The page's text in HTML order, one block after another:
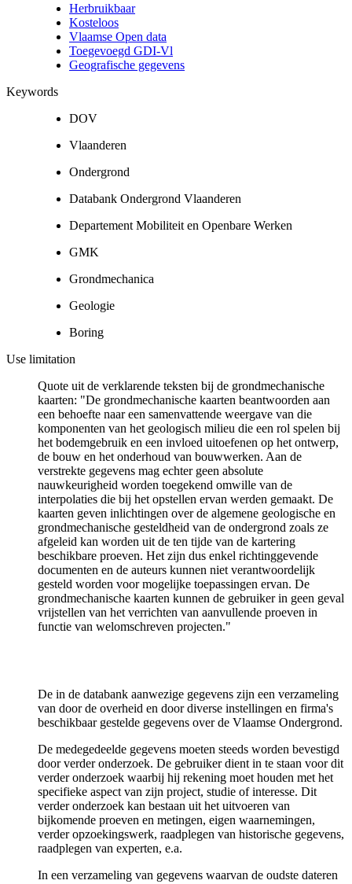
Herbruikbaar
Kosteloos
Vlaamse Open data
Toegevoegd GDI-Vl
Geografische gegevens
Keywords
DOV
Vlaanderen
Ondergrond
Databank Ondergrond Vlaanderen
Departement Mobiliteit en Openbare Werken
GMK
Grondmechanica
Geologie
Boring
Use limitation
Quote uit de verklarende teksten bij de grondmechanische
kaarten: "De grondmechanische kaarten beantwoorden aan
een behoefte naar een samenvattende weergave van die
komponenten van het geologisch milieu die een rol spelen bij
het bodemgebruik en een invloed uitoefenen op het ontwerp,
de bouw en het onderhoud van bouwwerken. Aan de
verstrekte gegevens mag echter geen absolute
nauwkeurigheid worden toegekend omwille van de
interpolaties die bij het opstellen ervan werden gemaakt. De
kaarten geven inlichtingen over de algemene geologische en
grondmechanische gesteldheid van de ondergrond zoals ze
afgeleid kan worden uit de ten tijde van de kartering
beschikbare proeven. Het zijn dus enkel richtinggevende
documenten en de auteurs kunnen niet verantwoordelijk
gesteld worden voor mogelijke toepassingen ervan. De
grondmechanische kaarten kunnen de gebruiker in geen geval
vrijstellen van het verrichten van aanvullende proeven in
functie van welomschreven projecten."
De in de databank aanwezige gegevens zijn een verzameling
van door de overheid en door diverse instellingen en firma's
beschikbaar gestelde gegevens over de Vlaamse Ondergrond.
De medegedeelde gegevens moeten steeds worden bevestigd
door verder onderzoek. De gebruiker dient in te staan voor dit
verder onderzoek waarbij hij rekening moet houden met het
specifieke aspect van zijn project, studie of interesse. Dit
verder onderzoek kan bestaan uit het uitvoeren van
bijkomende proeven en metingen, eigen waarnemingen,
verder opzoekingswerk, raadplegen van historische gegevens,
raadplegen van experten, e.a.
In een verzameling van gegevens waarvan de oudste dateren